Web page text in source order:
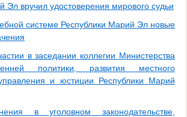
Эл вручил удостоверения мирового судьи
системе Республики Марий Эл новые
в заседании коллегии Министерства
политики, развития местного
и юстиции Республики Марий
в уголовном законодательстве,